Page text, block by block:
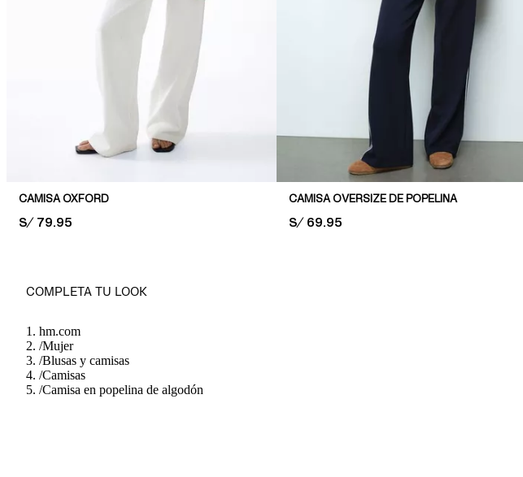
CAMISA OXFORD
PRICE:
S/ 79.95
CAMISA OVERSIZE DE POPELINA
PRICE:
S/ 69.95
COMPLETA TU LOOK
hm.com
/Mujer
/Blusas y camisas
/Camisas
/Camisa en popelina de algodón